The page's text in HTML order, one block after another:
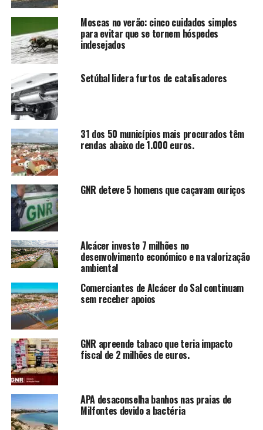
Moscas no verão: cinco cuidados simples
para evitar que se tornem hóspedes
indesejados
Setúbal lidera furtos de catalisadores
31 dos 50 municípios mais procurados têm
rendas abaixo de 1.000 euros.
GNR deteve 5 homens que caçavam ouriços
Alcácer investe 7 milhões no
desenvolvimento económico e na valorização
ambiental
Comerciantes de Alcácer do Sal continuam
sem receber apoios
GNR apreende tabaco que teria impacto
fiscal de 2 milhões de euros.
APA desaconselha banhos nas praias de
Milfontes devido a bactéria